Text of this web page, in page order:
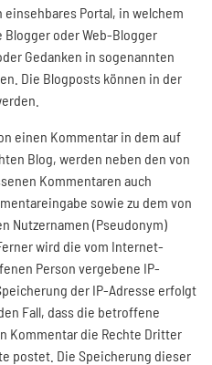
Portal, in welchem
oder Web-Blogger
Gedanken in sogenannten
Die Blogposts können in der
einen Kommentar in dem auf
Blog, werden neben den von
Kommentaren auch
sowie zu dem von
Nutzernamen (Pseudonym)
wird die vom Internet-
Person vergebene IP-
der IP-Adresse erfolgt
Fall, dass die betroffene
Kommentar die Rechte Dritter
postet. Die Speicherung dieser